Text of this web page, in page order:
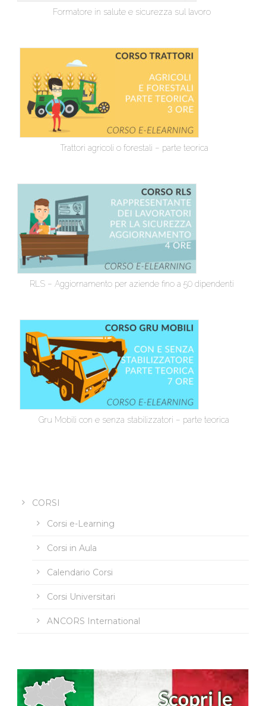
Formatore in salute e sicurezza sul lavoro
Trattori agricoli o forestali – parte teorica
RLS – Aggiornamento per aziende fino a 50 dipendenti
Gru Mobili con e senza stabilizzatori – parte teorica
CORSI
Corsi e-Learning
Corsi in Aula
Calendario Corsi
Corsi Universitari
ANCORS International